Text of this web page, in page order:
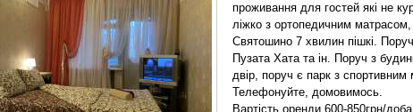
проживання для гостей які не
ліжко з ортопедичним
Святошино 7 хвилин пішкі.
Пузата Хата та ін. Поруч з
двір, поруч є парк з
Телефонуйте, домовимось.
Вартість оренди 600-850грн/